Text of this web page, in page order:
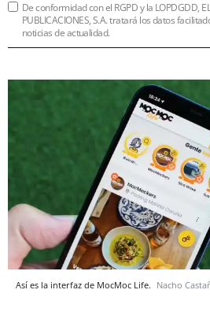
De conformidad con el RGPD y la LOPDGDD,
PUBLICACIONES, S.A. tratará los datos
noticias de actualidad.
Así es la interfaz de MocMoc Life. Nacho